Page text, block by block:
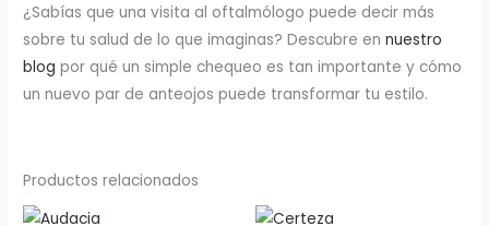
¿Sabías que una visita al oftalmólogo puede decir más
sobre tu salud de lo que imaginas? Descubre ennuestro
blog por qué un simple chequeo es tan importante y cómo
un nuevo par de anteojos puede transformar tu estilo.
Productos relacionados